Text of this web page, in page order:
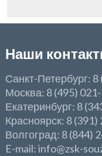
Наши
Санкт-Петербург:
Москва: 8 (495)
Екатеринбург: 8
Красноярск: 8
Волгоград: 8 (844)
E-mail: info@zsk-